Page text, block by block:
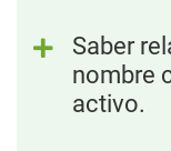
Saber
nombre
activo.